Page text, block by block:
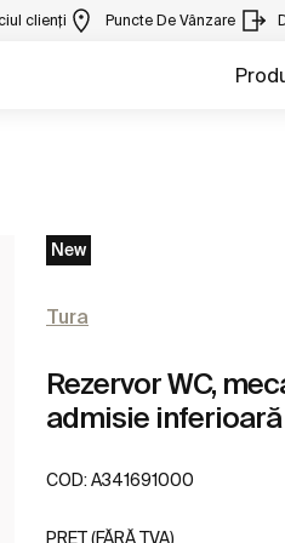
clienți Puncte De Vânzare
New
Tura
Rezervor WC,
admisie inferioară
COD: A341691000
PREȚ (FĂRĂ TVA)